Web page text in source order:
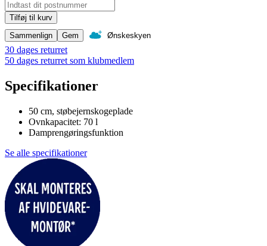
Tilføj til kurv
Sammenlign
Gem Ønskeskyen
30 dages returret
50 dages returret som klubmedlem
Specifikationer
50 cm, støbejernskogeplade
Ovnkapacitet: 70 l
Damprengøringsfunktion
Se alle specifikationer